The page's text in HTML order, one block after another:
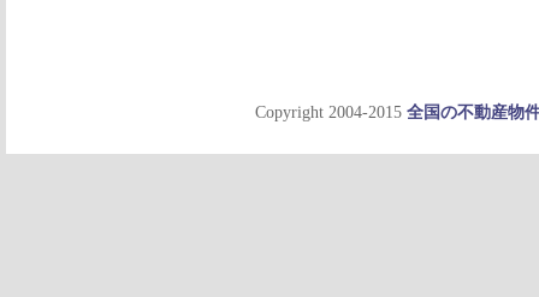
Copyright 2004-2015 全国の不動産物